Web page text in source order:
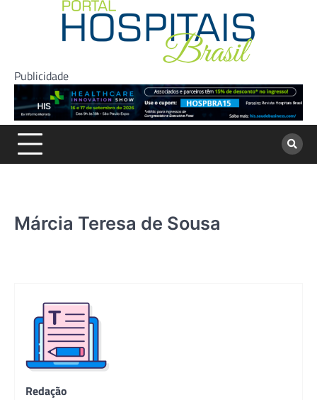
Publicidade
Márcia Teresa de Sousa
Redação